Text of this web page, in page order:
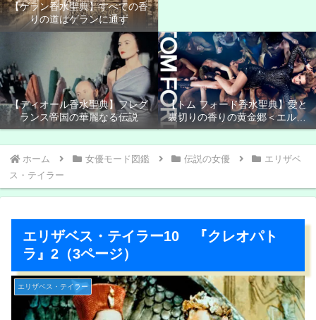
【ゲラン香水聖典】すべての香
りの道はゲランに通ず
【ディオール香水聖典】フレグ
ランス帝国の華麗なる伝説
【トム フォード香水聖典】愛と
裏切りの香りの黄金郷＜エルド
ラド＞
ホーム 女優モード図鑑 伝説の女優
エリザベ
ス・テイラー
エリザベス・テイラー10 『クレオパト
ラ』2（3ページ）
エリザベス・テイラー